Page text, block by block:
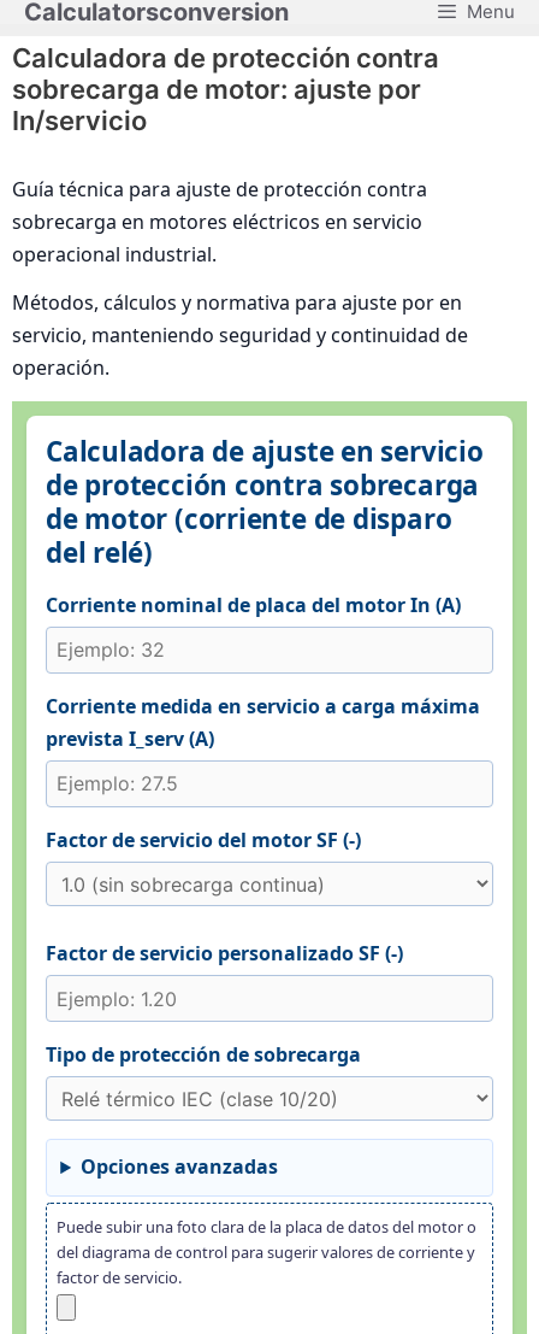
Saltar
contenido
Calculatorsconversion Menu
Calculadora de protección contra
sobrecarga de motor: ajuste por
In/servicio
Guía técnica para ajuste de protección contra
sobrecarga en motores eléctricos en servicio
operacional industrial.
Métodos, cálculos y normativa para ajuste por en
servicio, manteniendo seguridad y continuidad de
operación.
Calculadora de ajuste en servicio
de protección contra sobrecarga
de motor (corriente de disparo
del relé)
Corriente nominal de placa del motor In (A)
Corriente medida en servicio a carga máxima
prevista I_serv (A)
Factor de servicio del motor SF (-)
Factor de servicio personalizado SF (-)
Tipo de protección de sobrecarga
Opciones avanzadas
Puede subir una foto clara de la placa de datos del motor o
del diagrama de control para sugerir valores de corriente y
factor de servicio.